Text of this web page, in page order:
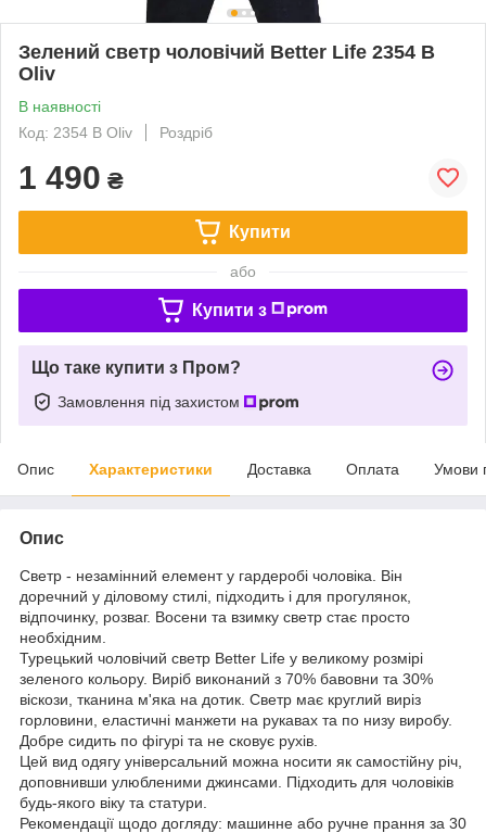
Зелений светр чоловічий Better Life 2354 B
Oliv
В наявності
Код: 2354 B Oliv
Роздріб
1 490 ₴
Купити
або
Купити з
Що таке купити з Пром?
Замовлення під захистом
Опис Характеристики Доставка Оплата Умови
Опис
Светр - незамінний елемент у гардеробі чоловіка. Він
доречний у діловому стилі, підходить і для прогулянок,
відпочинку, розваг. Восени та взимку светр стає просто
необхідним.
Турецький чоловічий светр Better Lifе у великому розмірі
зеленого кольору. Виріб виконаний з 70% бавовни та 30%
віскози, тканина м'яка на дотик. Светр має круглий виріз
горловини, еластичні манжети на рукавах та по низу виробу.
Добре сидить по фігурі та не сковує рухів.
Цей вид одягу універсальний можна носити як самостійну річ,
доповнивши улюбленими джинсами. Підходить для чоловіків
будь-якого віку та статури.
Рекомендації щодо догляду: машинне або ручне прання за 30